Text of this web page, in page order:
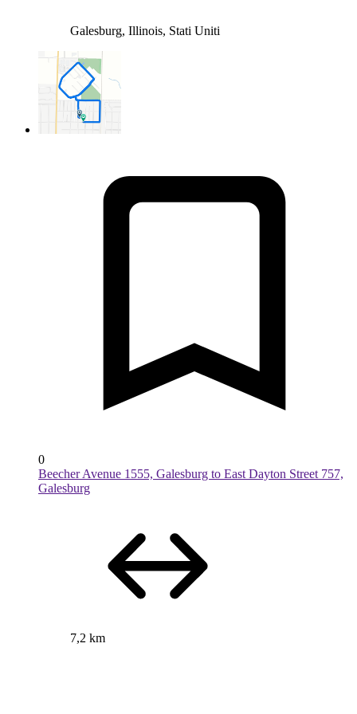
Galesburg, Illinois, Stati Uniti
0
Beecher Avenue 1555, Galesburg to East Dayton Street 757,
Galesburg
7,2 km